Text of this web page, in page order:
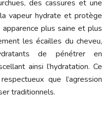
des cassures et une
vapeur hydrate et protège
plus saine et plus
les écailles du cheveu,
de pénétrer en
ainsi l’hydratation. Ce
que l’agression
traditionnels.